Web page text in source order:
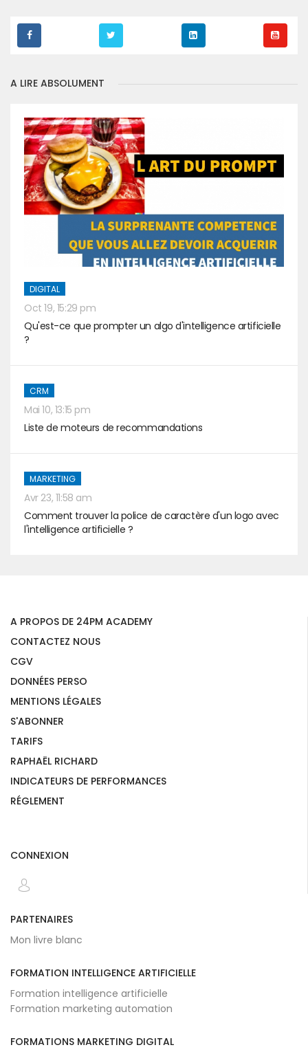
A LIRE ABSOLUMENT
DIGITAL
Oct 19, 15:29 pm
Qu'est-ce que prompter un algo d'intelligence artificielle
?
CRM
Mai 10, 13:15 pm
Liste de moteurs de recommandations
MARKETING
Avr 23, 11:58 am
Comment trouver la police de caractère d'un logo avec
l'intelligence artificielle ?
A PROPOS DE 24PM ACADEMY
CONTACTEZ NOUS
CGV
DONNÉES PERSO
MENTIONS LÉGALES
S'ABONNER
TARIFS
RAPHAËL RICHARD
INDICATEURS DE PERFORMANCES
RÉGLEMENT
CONNEXION
PARTENAIRES
Mon livre blanc
FORMATION INTELLIGENCE ARTIFICIELLE
Formation intelligence artificielle
Formation marketing automation
FORMATIONS MARKETING DIGITAL